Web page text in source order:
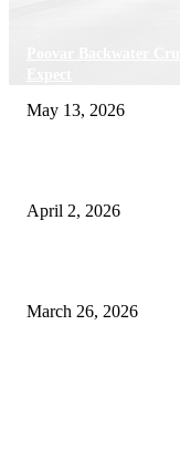
May 13, 2026
April 2, 2026
March 26, 2026